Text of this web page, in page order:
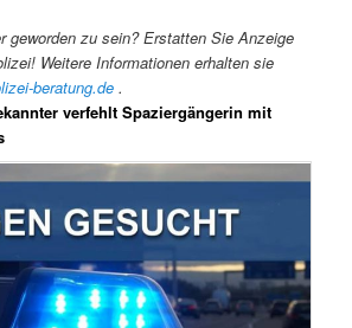
geworden zu sein? Erstatten Sie Anzeige
Weitere Informationen erhalten sie
beratung.de .
verfehlt Spaziergängerin mit